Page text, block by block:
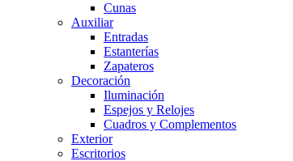
Cunas
Auxiliar
Entradas
Estanterías
Zapateros
Decoración
Iluminación
Espejos y Relojes
Cuadros y Complementos
Exterior
Escritorios